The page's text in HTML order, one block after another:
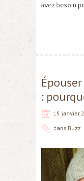
avez besoin
:
15 janvier
dans Buzz